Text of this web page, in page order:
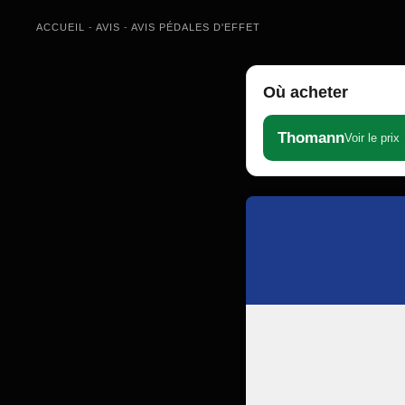
ACCUEIL - AVIS - AVIS PÉDALES D'EFFET
Où acheter
ThomannVoir le